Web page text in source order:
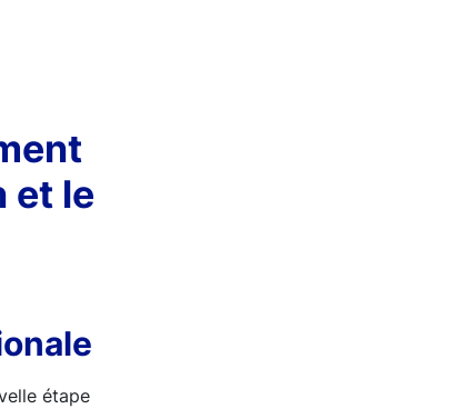
et le
étape